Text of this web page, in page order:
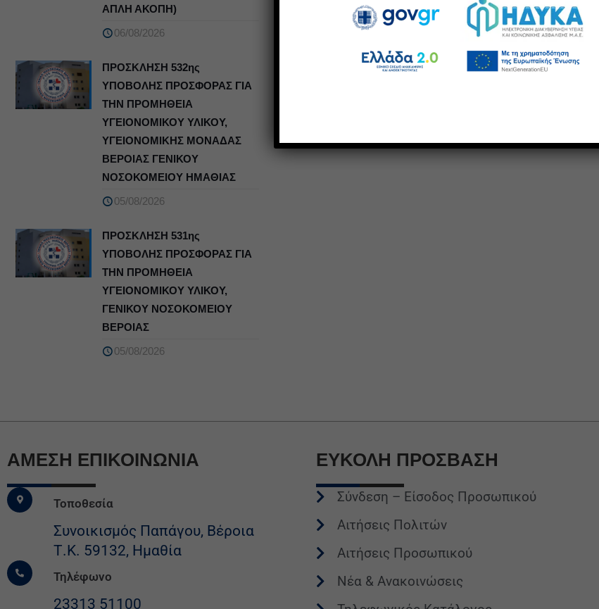
ΑΠΛΗ ΑΚΟΠΗ)
06/08/2026
ΠΡΟΣΚΛΗΣΗ 532ης
ΥΠΟΒΟΛΗΣ ΠΡΟΣΦΟΡΑΣ ΓΙΑ
ΤΗΝ ΠΡΟΜΗΘΕΙΑ
ΥΓΕΙΟΝΟΜΙΚΟΥ ΥΛΙΚΟΥ,
ΥΓΕΙΟΝΟΜΙΚΗΣ ΜΟΝΑΔΑΣ
ΒΕΡΟΙΑΣ ΓΕΝΙΚΟΥ
ΝΟΣΟΚΟΜΕΙΟΥ ΗΜΑΘΙΑΣ
05/08/2026
ΠΡΟΣΚΛΗΣΗ 531ης
ΥΠΟΒΟΛΗΣ ΠΡΟΣΦΟΡΑΣ ΓΙΑ
ΤΗΝ ΠΡΟΜΗΘΕΙΑ
ΥΓΕΙΟΝΟΜΙΚΟΥ ΥΛΙΚΟΥ,
ΓΕΝΙΚΟΥ ΝΟΣΟΚΟΜΕΙΟΥ
ΒΕΡΟΙΑΣ
05/08/2026
ΆΜΕΣΗ ΕΠΙΚΟΙΝΩΝΙΑ
Τοποθεσία
Συνοικισμός Παπάγου, Βέροια
Τ.Κ. 59132, Ημαθία
Τηλέφωνο
23313 51100
ΕΥΚΟΛΗ ΠΡΟΣΒΑΣΗ
Σύνδεση – Είσοδος Προσωπικού
Αιτήσεις Πολιτών
Αιτήσεις Προσωπικού
Νέα & Ανακοινώσεις